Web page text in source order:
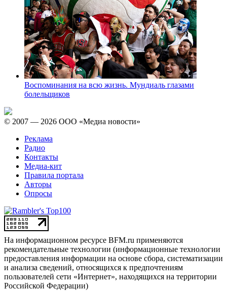
Воспоминания на всю жизнь. Мундиаль глазами
болельщиков
© 2007 — 2026 ООО «Медиа новости»
Реклама
Радио
Контакты
Медиа-кит
Правила портала
Авторы
Опросы
На информационном ресурсе BFM.ru применяются
рекомендательные технологии (информационные технологии
предоставления информации на основе сбора, систематизации
и анализа сведений, относящихся к предпочтениям
пользователей сети «Интернет», находящихся на территории
Российской Федерации)